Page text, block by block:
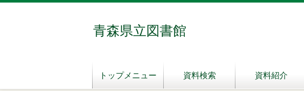
青森県立図書館
トップメニュー 資料検索 資料紹介